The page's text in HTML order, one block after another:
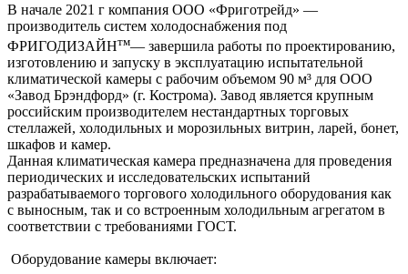
В начале 2021 г компания ООО «Фриготрейд» —
производитель систем холодоснабжения под
ФРИГОДИЗАЙНтм— завершила работы по проектированию,
изготовлению и запуску в эксплуатацию испытательной
климатической камеры с рабочим объемом 90 м³ для ООО
«Завод Брэндфорд» (г. Кострома). Завод является крупным
российским производителем нестандартных торговых
стеллажей, холодильных и морозильных витрин, ларей, бонет,
шкафов и камер.
Данная климатическая камера предназначена для проведения
периодических и исследовательских испытаний
разрабатываемого торгового холодильного оборудования как
с выносным, так и со встроенным холодильным агрегатом в
соответствии с требованиями ГОСТ.
Оборудование камеры включает: